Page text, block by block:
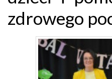
zdrowego